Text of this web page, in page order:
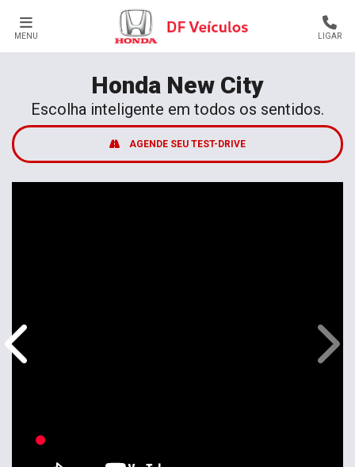
MENU LIGAR
Honda New City
Escolha inteligente em todos os sentidos.
AGENDE SEU TEST-DRIVE
Anterior